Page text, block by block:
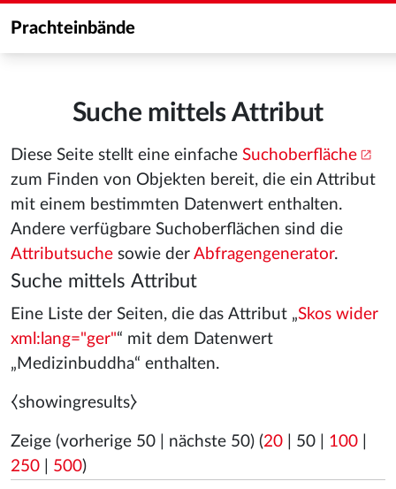
Prachteinbände
Suche mittels Attribut
Diese Seite stellt eine einfache Suchoberfläche
zum Finden von Objekten bereit, die ein Attribut
mit einem bestimmten Datenwert enthalten.
Andere verfügbare Suchoberflächen sind die
Attributsuche sowie der Abfragengenerator.
Suche mittels Attribut
Eine Liste der Seiten, die das Attribut „Skos wider
xml:lang="ger"“ mit dem Datenwert
„Medizinbuddha“ enthalten.
⧼showingresults⧽
Zeige (vorherige 50 nächste 50) (20 50 100
250
500)